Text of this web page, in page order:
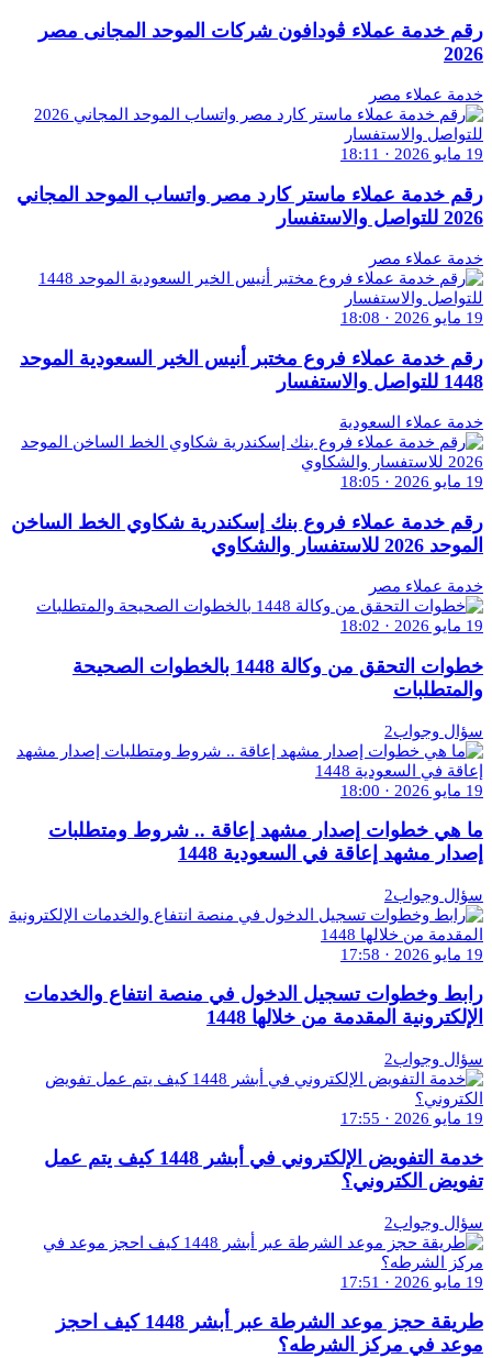
رقم خدمة عملاء ڤودافون شركات الموحد المجانى مصر
2026
خدمة عملاء مصر
19 مايو 2026 · 18:11
رقم خدمة عملاء ماستر كارد مصر واتساب الموحد المجاني
2026 للتواصل والاستفسار
خدمة عملاء مصر
19 مايو 2026 · 18:08
رقم خدمة عملاء فروع مختبر أنيس الخير السعودية الموحد
1448 للتواصل والاستفسار
خدمة عملاء السعودية
19 مايو 2026 · 18:05
رقم خدمة عملاء فروع بنك إسكندرية شكاوي الخط الساخن
الموحد 2026 للاستفسار والشكاوي
خدمة عملاء مصر
19 مايو 2026 · 18:02
خطوات التحقق من وكالة 1448 بالخطوات الصحيحة
والمتطلبات
سؤال وجواب2
19 مايو 2026 · 18:00
ما هي خطوات إصدار مشهد إعاقة .. شروط ومتطلبات
إصدار مشهد إعاقة في السعودية 1448
سؤال وجواب2
19 مايو 2026 · 17:58
رابط وخطوات تسجيل الدخول في منصة انتفاع والخدمات
الإلكترونية المقدمة من خلالها 1448
سؤال وجواب2
19 مايو 2026 · 17:55
خدمة التفويض الإلكتروني في أبشر 1448 كيف يتم عمل
تفويض الكتروني؟
سؤال وجواب2
19 مايو 2026 · 17:51
طريقة حجز موعد الشرطة عبر أبشر 1448 كيف احجز
موعد في مركز الشرطه؟